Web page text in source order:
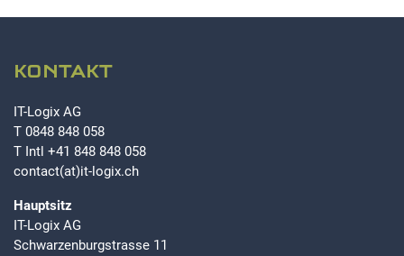
KONTAKT
IT-Logix AG
T 0848 848 058
T Intl +41 848 848 058
contact(at)it-logix.ch
Hauptsitz
IT-Logix AG
Schwarzenburgstrasse 11